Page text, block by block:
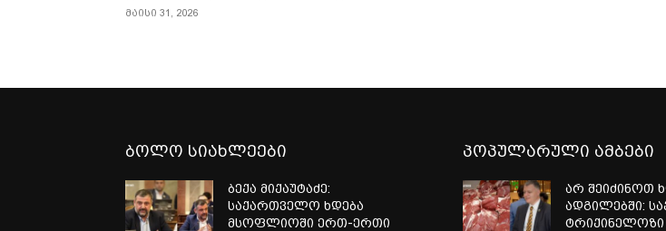
მაისი 31, 2026
ბოლო სიახლეები
ბექა მიქაუტაძე:
საქართველო ხდება
მსოფლიოში ერთ-ერთი
პოპულარული ამბები
არ შეიძინოთ
ადგილებში:
ტრიქინელოზი